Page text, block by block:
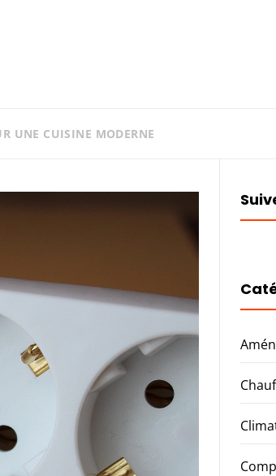
UNE CUISINE MODERNE